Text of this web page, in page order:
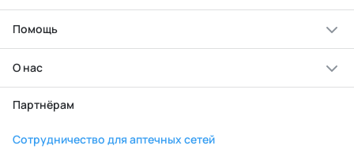
Помощь
О нас
Партнёрам
Сотрудничество для аптечных сетей